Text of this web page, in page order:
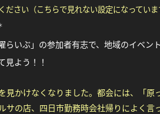
ださい（こちらで見れない設定になってい
らいぶ」の参加者有志で、地域のイベ
見よう！！
見かけなくなりました。都会には、「原
サの店、四日市勤務時会社帰りによく